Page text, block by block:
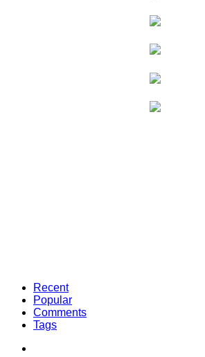
Recent
Popular
Comments
Tags